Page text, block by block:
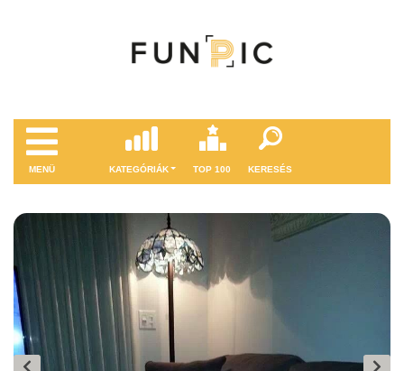
MENÜ KATEGÓRIÁK TOP 100 KERESÉS